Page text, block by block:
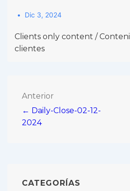
Dic 3, 2024
Clients only content /
clientes
Navegación
de
Anterior
← Daily-Close-02-12-
2024
CATEGORÍAS